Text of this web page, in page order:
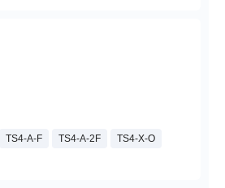
TS4-A-F TS4-A-2F TS4-X-O